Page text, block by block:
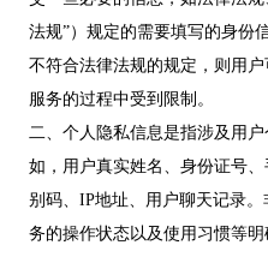
法规”）规定的需要填写的身份
不符合法律法规的规定，则用
服务的过程中受到限制。
二、个人隐私信息是指涉及用
如，用户真实姓名、身份证号
别码、IP地址、用户聊天记录
务的操作状态以及使用习惯等